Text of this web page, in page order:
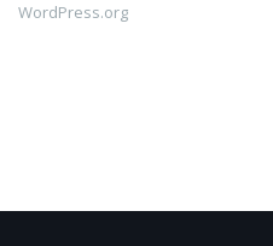
WordPress.org